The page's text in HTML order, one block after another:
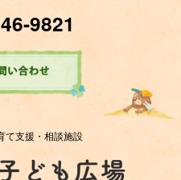
9821
て支援・相談施設